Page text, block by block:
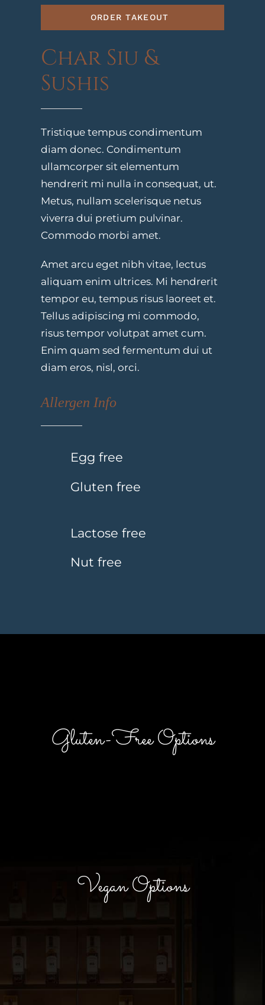
ORDER TAKEOUT
Char Siu &
Sushis
Tristique tempus condimentum
diam donec. Condimentum
ullamcorper sit elementum
hendrerit mi nulla in consequat, ut.
Metus, nullam scelerisque netus
viverra dui pretium pulvinar.
Commodo morbi amet.
Amet arcu eget nibh vitae, lectus
aliquam enim ultrices. Mi hendrerit
tempor eu, tempus risus laoreet et.
Tellus adipiscing mi commodo,
risus tempor volutpat amet cum.
Enim quam sed fermentum dui ut
diam eros, nisl, orci.
Allergen Info
Egg free
Gluten free
Lactose free
Nut free
Gluten-Free Options
Vegan Options